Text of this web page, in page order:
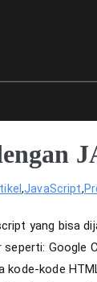
,JavaScript,
yang bisa
Google
kode-kode